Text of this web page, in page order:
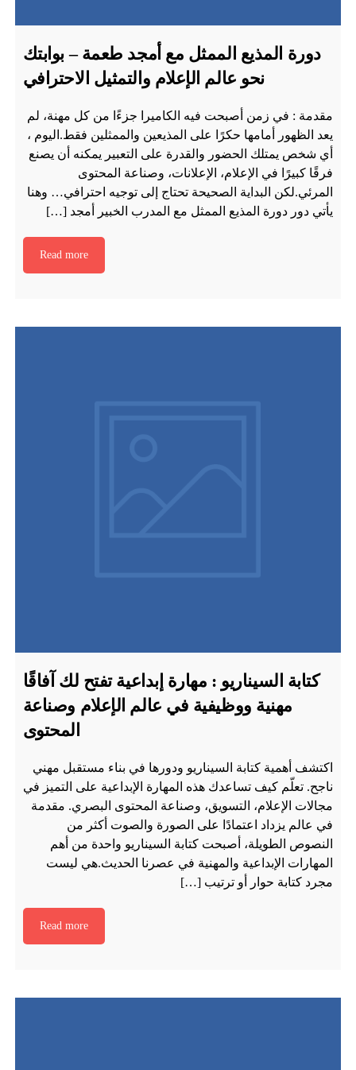
دورة المذيع الممثل مع أمجد طعمة – بوابتك
نحو عالم الإعلام والتمثيل الاحترافي
مقدمة : في زمن أصبحت فيه الكاميرا جزءًا من كل مهنة، لم
يعد الظهور أمامها حكرًا على المذيعين والممثلين فقط.اليوم ،
أي شخص يمتلك الحضور والقدرة على التعبير يمكنه أن يصنع
فرقًا كبيرًا في الإعلام، الإعلانات، وصناعة المحتوى
المرئي.لكن البداية الصحيحة تحتاج إلى توجيه احترافي… وهنا
يأتي دور دورة المذيع الممثل مع المدرب الخبير أمجد […]
Read more
كتابة السيناريو : مهارة إبداعية تفتح لك آفاقًا
مهنية ووظيفية في عالم الإعلام وصناعة
المحتوى
اكتشف أهمية كتابة السيناريو ودورها في بناء مستقبل مهني
ناجح. تعلّم كيف تساعدك هذه المهارة الإبداعية على التميز في
مجالات الإعلام، التسويق، وصناعة المحتوى البصري. مقدمة
في عالم يزداد اعتمادًا على الصورة والصوت أكثر من
النصوص الطويلة، أصبحت كتابة السيناريو واحدة من أهم
المهارات الإبداعية والمهنية في عصرنا الحديث.هي ليست
مجرد كتابة حوار أو ترتيب […]
Read more